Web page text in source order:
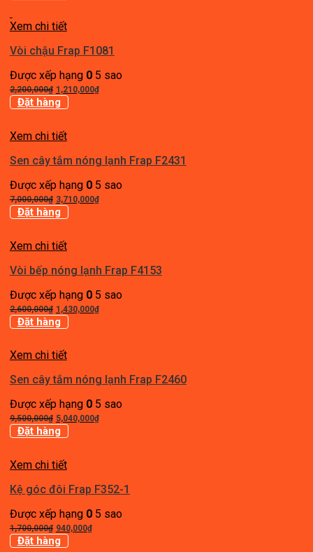
7,000,000₫.
Xem chi tiết
Vòi chậu Frap F1081
Được xếp hạng 05 sao
2,200,000₫ Giá
gốc
2,200,000₫.
1,210,000₫Giá
Đặt hàng
Xem chi tiết
Sen cây tắm nóng lạnh Frap F2431
Được xếp hạng 05 sao
7,000,000₫ Giá
gốc
7,000,000₫.
3,710,000₫Giá
Đặt hàng
Xem chi tiết
Vòi bếp nóng lạnh Frap F4153
Được xếp hạng 05 sao
2,600,000₫ Giá
gốc
2,600,000₫.
1,430,000₫Giá
Đặt hàng
Xem chi tiết
Sen cây tắm nóng lạnh Frap F2460
Được xếp hạng 05 sao
9,500,000₫ Giá
gốc
9,500,000₫.
5,040,000₫Giá
Đặt hàng
Xem chi tiết
Kệ góc đôi Frap F352-1
Được xếp hạng 05 sao
1,700,000₫ Giá
gốc
940,000₫Giá
Đặt hàng